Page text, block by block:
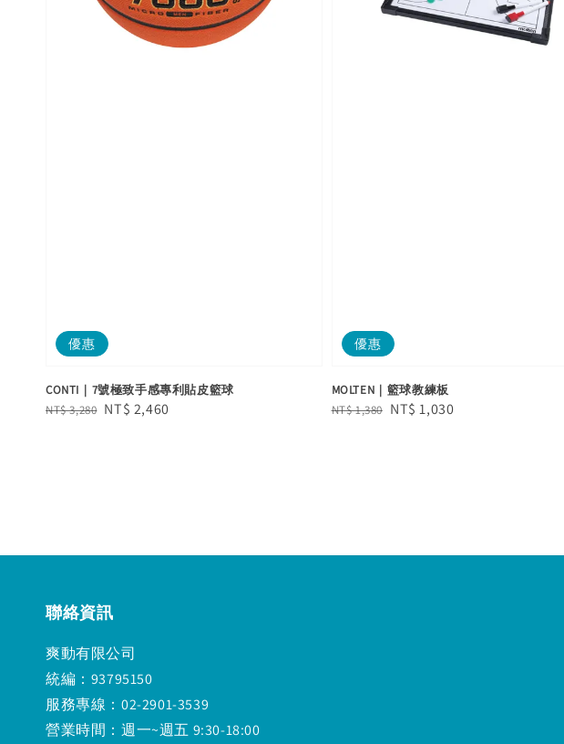
優惠
CONTI｜7號極致手感專利貼皮籃球
Regular
NT$ 3,280 Sale
NT$ 2,460
優惠
MOLTEN｜籃球教練板
Regular
NT$ 1,380 Sale
NT$ 1,030
聯絡資訊
爽動有限公司
統編：93795150
服務專線：02-2901-3539
營業時間：週一~週五 9:30-18:00